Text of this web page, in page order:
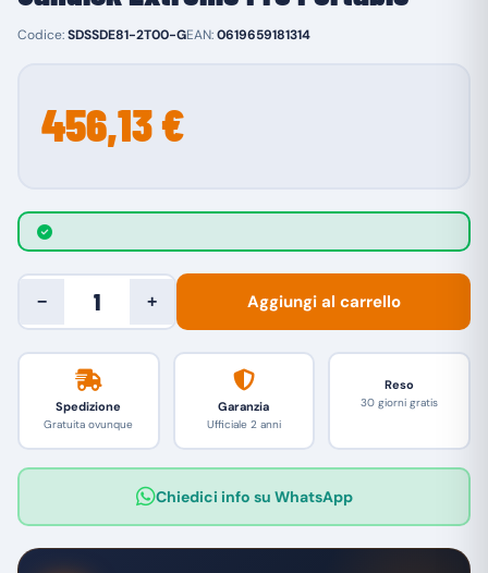
Codice:SDSSDE81-2T00-GEAN:0619659181314
456,13 €
− + Aggiungi al carrello
Spedizione
Gratuita ovunque
Garanzia
Ufficiale 2 anni
Reso
30 giorni gratis
Chiedici info su WhatsApp